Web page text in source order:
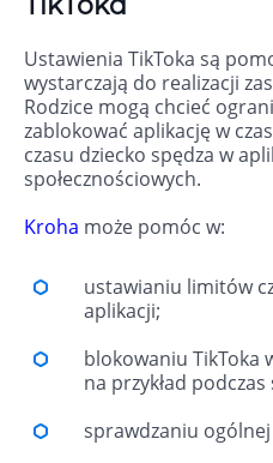
Ustawienia TikToka są
wystarczają do realizacji
Rodzice mogą chcieć
zablokować aplikację w
czasu dziecko spędza w
społecznościowych.
Kroha może pomóc w:
ustawianiu limitów
aplikacji;
blokowaniu TikToka
na przykład
sprawdzaniu